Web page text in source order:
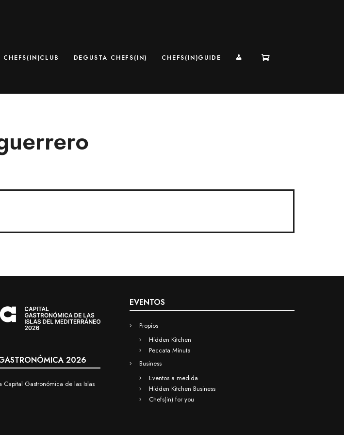
CHEFS(IN)CLUB DEGUSTA CHEFS(IN) CHEFS(IN)GUIDE MI CUENTA
2026
Capital Gastronómica de las Islas
EVENTOS
Propios
Hidden Kitchen
Peccata Minuta
Business
Eventos a medida
Hidden Kitchen Business
Chefs(in) for you